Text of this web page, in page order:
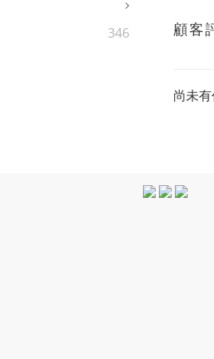
346 顧客
尚未